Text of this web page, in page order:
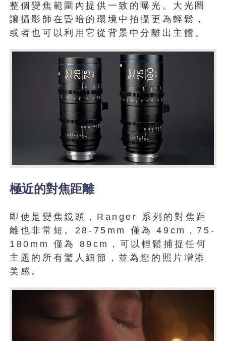
整個變焦範圍內提供一致的曝光。大光圈
讓攝影師在昏暗的環境中拍攝更為輕鬆，
或者也可以利用它從背景中分離出主體。
極近的對焦距離
即使是變焦鏡頭，Ranger 系列的對焦距
離也非常短。28-75mm 僅為 49cm，75-
180mm 僅為 89cm，可以輕鬆捕捉任何
主題的所有驚人細節，並為您的照片增添
美感。